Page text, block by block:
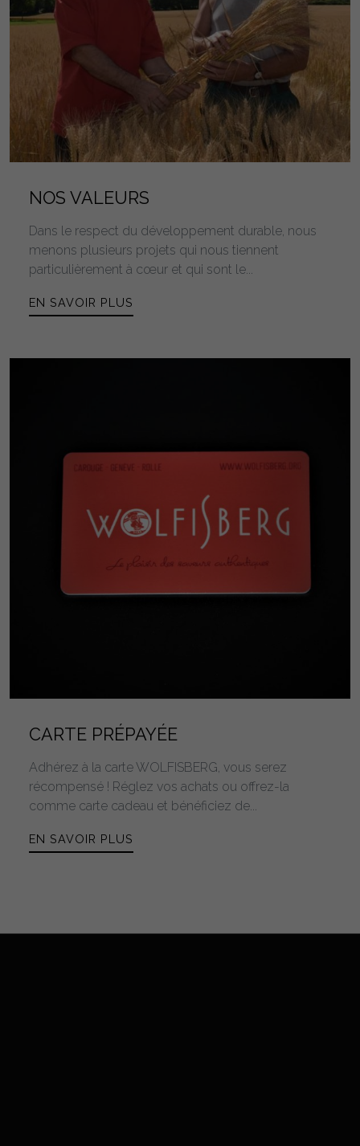
NOS VALEURS
Dans le respect du développement durable, nous
menons plusieurs projets qui nous tiennent
particulièrement à cœur et qui sont le...
EN SAVOIR PLUS
CARTE PRÉPAYÉE
Adhérez à la carte WOLFISBERG, vous serez
récompensé ! Réglez vos achats ou offrez-la
comme carte cadeau et bénéficiez de...
EN SAVOIR PLUS